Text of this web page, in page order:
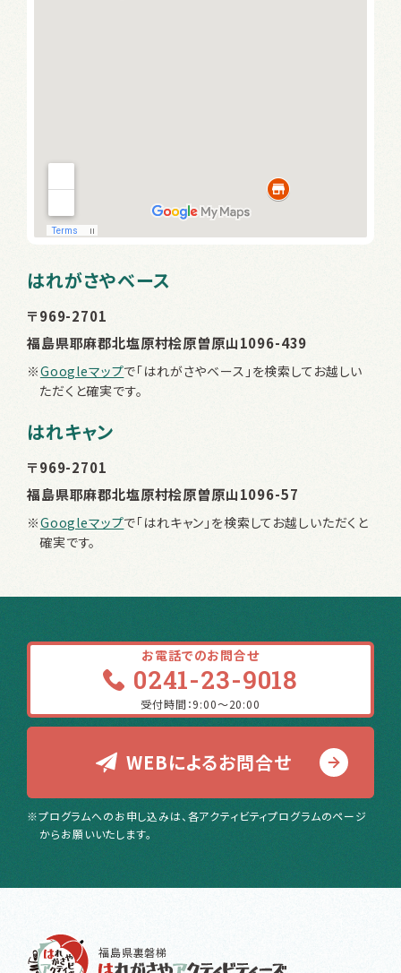
はれがさやベース
〒969-2701
福島県耶麻郡北塩原村桧原曽原山1096-439
※Googleマップで「はれがさやベース」を検索してお越しい
ただくと確実です。
はれキャン
〒969-2701
福島県耶麻郡北塩原村桧原曽原山1096-57
※Googleマップで「はれキャン」を検索してお越しいただくと
確実です。
お電話でのお問合せ
0241-23-9018
受付時間：9:00〜20:00
WEBによるお問合せ
※プログラムへのお申し込みは、各アクティビティプログラムのページ
からお願いいたします。
福島県裏磐梯